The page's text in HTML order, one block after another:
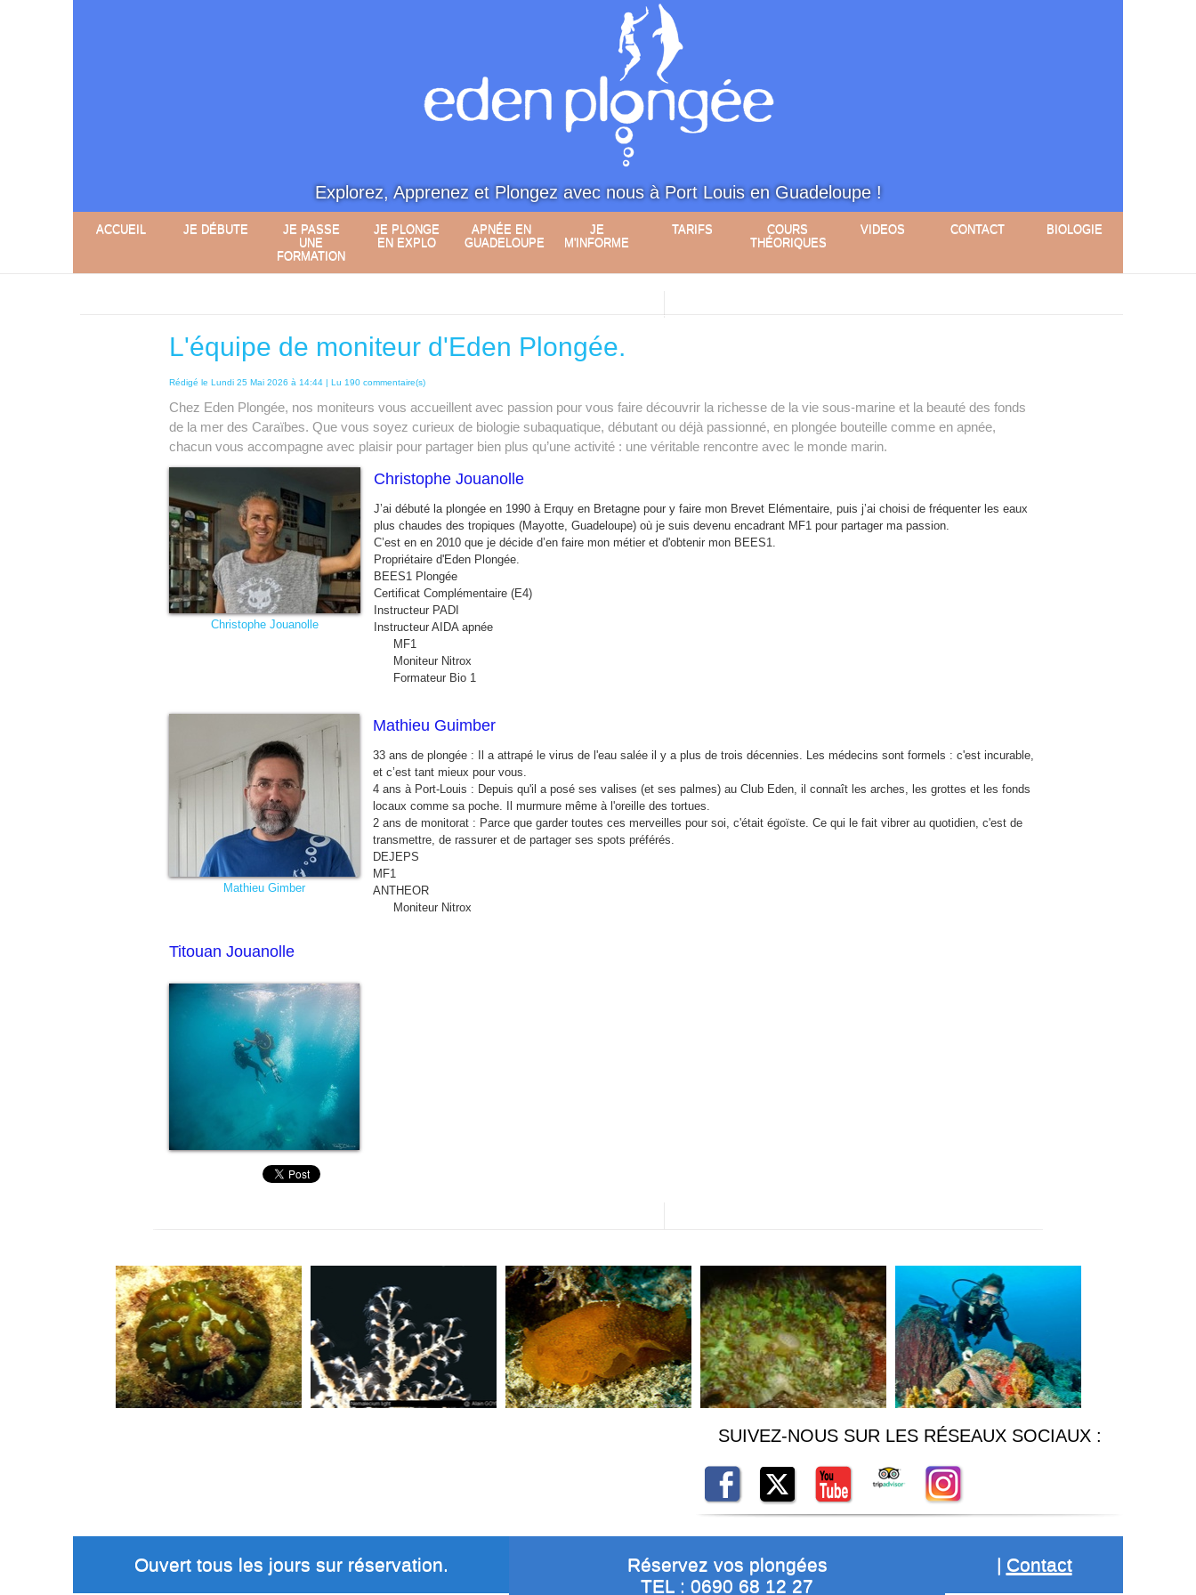
Explorez, Apprenez et Plongez avec nous à Port Louis en Guadeloupe !
ACCUEIL JE DÉBUTE
JE PASSE
UNE
FORMATION
JE PLONGE
EN EXPLO
APNÉE EN
GUADELOUPE
JE
M'INFORME
TARIFS
COURS
THÉORIQUES
VIDEOS CONTACT BIOLOGIE
L'équipe de moniteur d'Eden Plongée.
Rédigé le Lundi 25 Mai 2026 à 14:44 | Lu 190 commentaire(s)
Chez Eden Plongée, nos moniteurs vous accueillent avec passion pour vous faire découvrir la richesse de la vie sous-marine et la beauté des fonds
de la mer des Caraïbes. Que vous soyez curieux de biologie subaquatique, débutant ou déjà passionné, en plongée bouteille comme en apnée,
chacun vous accompagne avec plaisir pour partager bien plus qu’une activité : une véritable rencontre avec le monde marin.
Christophe Jouanolle
Christophe Jouanolle
J’ai débuté la plongée en 1990 à Erquy en Bretagne pour y faire mon Brevet Elémentaire, puis j’ai choisi de fréquenter les eaux
plus chaudes des tropiques (Mayotte, Guadeloupe) où je suis devenu encadrant MF1 pour partager ma passion.
C’est en en 2010 que je décide d’en faire mon métier et d'obtenir mon BEES1.
Propriétaire d'Eden Plongée.
BEES1 Plongée
Certificat Complémentaire (E4)
Instructeur PADI
Instructeur AIDA apnée
MF1
Moniteur Nitrox
Formateur Bio 1
Mathieu Gimber
Mathieu Guimber
33 ans de plongée : Il a attrapé le virus de l'eau salée il y a plus de trois décennies. Les médecins sont formels : c'est incurable,
et c’est tant mieux pour vous.
​4 ans à Port-Louis : Depuis qu'il a posé ses valises (et ses palmes) au Club Eden, il connaît les arches, les grottes et les fonds
locaux comme sa poche. Il murmure même à l'oreille des tortues.
​2 ans de monitorat : Parce que garder toutes ces merveilles pour soi, c'était égoïste. Ce qui le fait vibrer au quotidien, c'est de
transmettre, de rassurer et de partager ses spots préférés.
DEJEPS
MF1
ANTHEOR
Moniteur Nitrox
Titouan Jouanolle
SUIVEZ-NOUS SUR LES RÉSEAUX SOCIAUX :
Ouvert tous les jours sur réservation.
Réservez vos plongées
TEL : 0690 68 12 27
| Contact